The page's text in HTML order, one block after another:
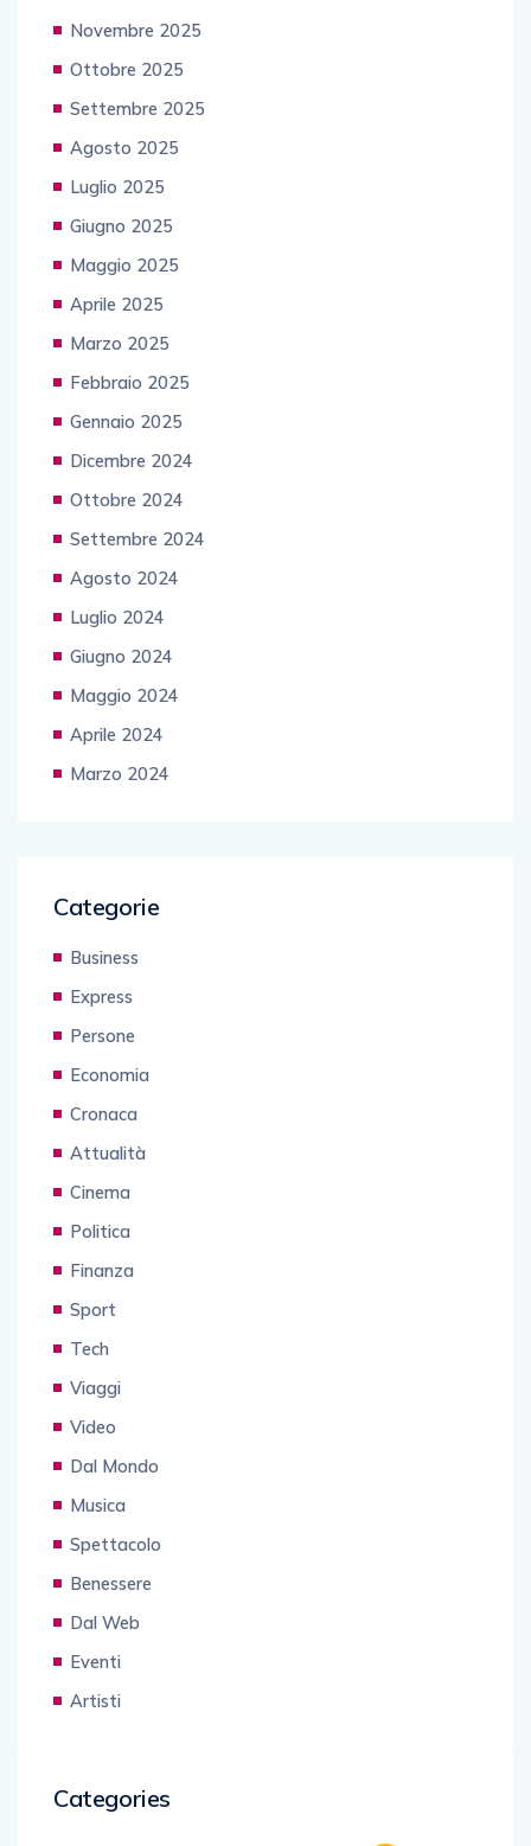
Novembre 2025
Ottobre 2025
Settembre 2025
Agosto 2025
Luglio 2025
Giugno 2025
Maggio 2025
Aprile 2025
Marzo 2025
Febbraio 2025
Gennaio 2025
Dicembre 2024
Ottobre 2024
Settembre 2024
Agosto 2024
Luglio 2024
Giugno 2024
Maggio 2024
Aprile 2024
Marzo 2024
Categorie
Business
Express
Persone
Economia
Cronaca
Attualità
Cinema
Politica
Finanza
Sport
Tech
Viaggi
Video
Dal Mondo
Musica
Spettacolo
Benessere
Dal Web
Eventi
Artisti
Categories